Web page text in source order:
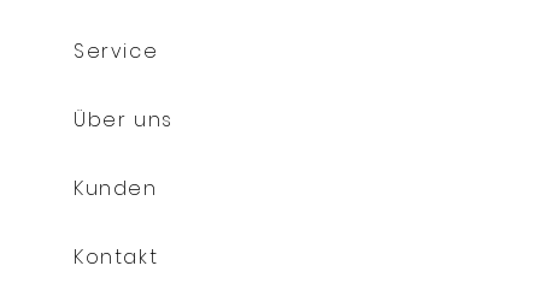
Service
Über uns
Kunden
Kontakt